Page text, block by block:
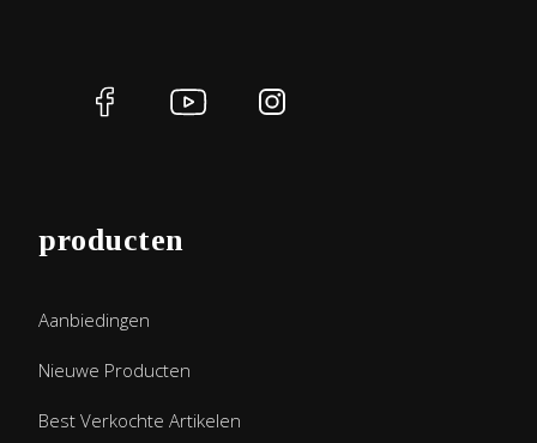
producten
Aanbiedingen
Nieuwe Producten
Best Verkochte Artikelen